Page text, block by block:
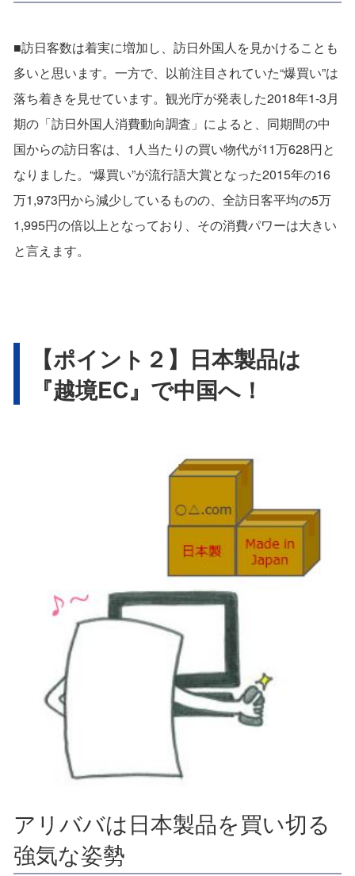
■訪日客数は着実に増加し、訪日外国人を見かけることも
多いと思います。一方で、以前注目されていた“爆買い”は
落ち着きを見せています。観光庁が発表した2018年1-3月
期の「訪日外国人消費動向調査」によると、同期間の中
国からの訪日客は、1人当たりの買い物代が11万628円と
なりました。“爆買い”が流行語大賞となった2015年の16
万1,973円から減少しているものの、全訪日客平均の5万
1,995円の倍以上となっており、その消費パワーは大きい
と言えます。
【ポイント２】日本製品は
『越境EC』で中国へ！
アリババは日本製品を買い切る
強気な姿勢